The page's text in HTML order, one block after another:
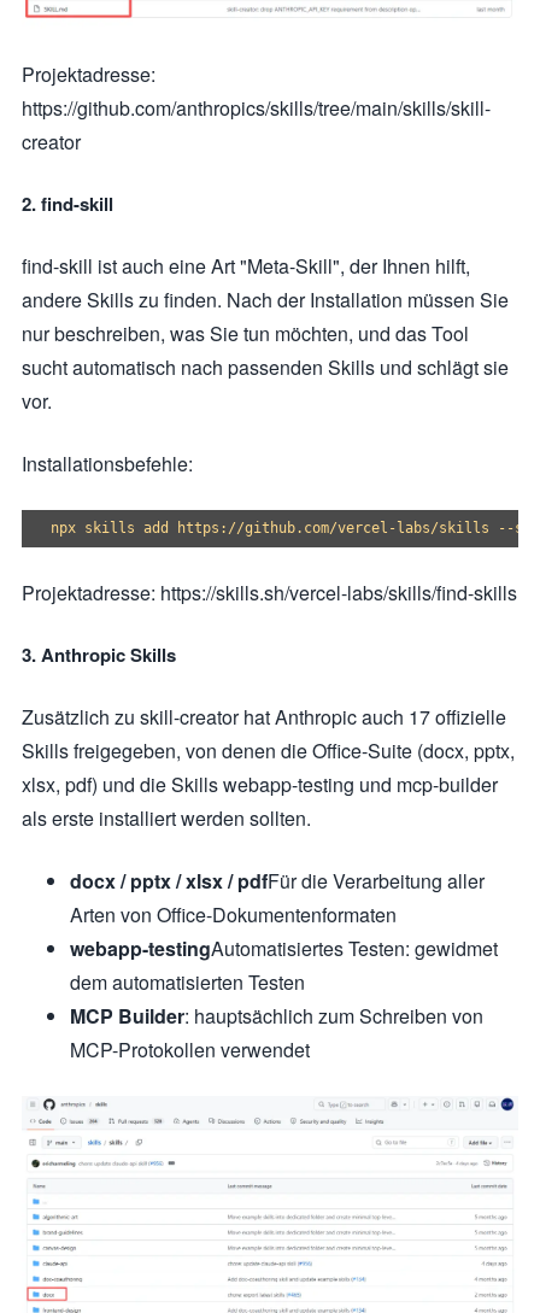
Projektadresse:
https://github.com/anthropics/skills/tree/main/skills/skill-
creator
2. find-skill
find-skill ist auch eine Art "Meta-Skill", der Ihnen hilft,
andere Skills zu finden. Nach der Installation müssen Sie
nur beschreiben, was Sie tun möchten, und das Tool
sucht automatisch nach passenden Skills und schlägt sie
vor.
Installationsbefehle:
Projektadresse: https://skills.sh/vercel-labs/skills/find-skills
3. Anthropic Skills
Zusätzlich zu skill-creator hat Anthropic auch 17 offizielle
Skills freigegeben, von denen die Office-Suite (docx, pptx,
xlsx, pdf) und die Skills webapp-testing und mcp-builder
als erste installiert werden sollten.
docx / pptx / xlsx / pdfFür die Verarbeitung aller
Arten von Office-Dokumentenformaten
webapp-testingAutomatisiertes Testen: gewidmet
dem automatisierten Testen
MCP Builder: hauptsächlich zum Schreiben von
MCP-Protokollen verwendet